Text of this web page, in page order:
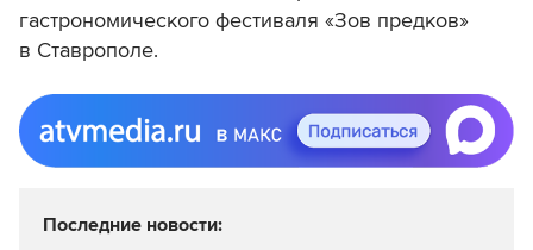
гастрономического фестиваля «Зов предков»
в Ставрополе.
Последние новости: